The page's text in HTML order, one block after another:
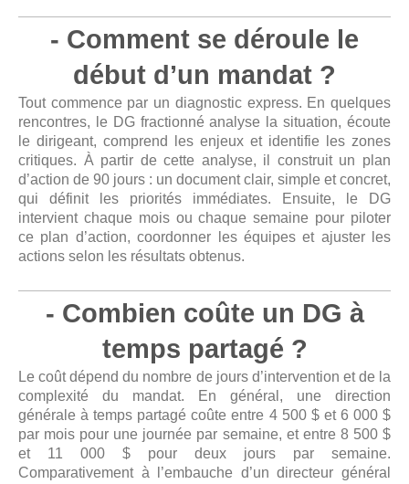
- Comment se déroule le
début d’un mandat ?
Tout commence par un diagnostic express. En quelques
rencontres, le DG fractionné analyse la situation, écoute
le dirigeant, comprend les enjeux et identifie les zones
critiques. À partir de cette analyse, il construit un plan
d’action de 90 jours : un document clair, simple et concret,
qui définit les priorités immédiates. Ensuite, le DG
intervient chaque mois ou chaque semaine pour piloter
ce plan d’action, coordonner les équipes et ajuster les
actions selon les résultats obtenus.
- Combien coûte un DG à
temps partagé ?
Le coût dépend du nombre de jours d’intervention et de la
complexité du mandat. En général, une direction
générale à temps partagé coûte entre 4 500 $ et 6 000 $
par mois pour une journée par semaine, et entre 8 500 $
et 11 000 $ pour deux jours par semaine.
Comparativement à l’embauche d’un directeur général